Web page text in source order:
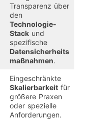
Transparenz über
den
Technologie-
Stack und
spezifische
Datensicherheits
maßnahmen.
Eingeschränkte
Skalierbarkeit für
größere Praxen
oder spezielle
Anforderungen.